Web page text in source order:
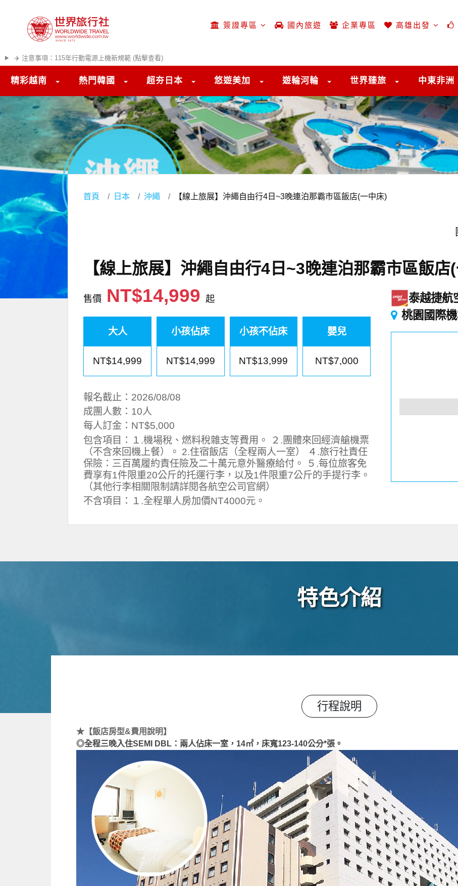
簽證專區 國內旅遊 企業專區 高雄出發
✈️ 注意事項：115年行動電源上機新規範 (點擊查看)
精彩越南 熱門韓國 超夯日本 悠遊美加 遊輪河輪 世界臻旅 中東非洲
首頁 日本 沖繩 【線上旅展】沖繩自由行4日~3晚連泊那霸市區飯店(一中床)
【線上旅展】沖繩自由行4日~3晚連泊那霸市區飯店
售價 NT$14,999起
大人
NT$14,999
小孩佔床
NT$14,999
小孩不佔床
NT$13,999
嬰兒
NT$7,000
報名截止：2026/08/08
成團人數：10人
每人訂金：NT$5,000
包含項目：１.機場稅、燃料稅雜支等費用。 ２.團體來回經濟艙機票
（不含來回機上餐）。 2.住宿飯店（全程兩人一室） ４.旅行社責任
保險：三百萬履約責任險及二十萬元意外醫療給付。 ５.每位旅客免
費享有1件限重20公斤的托運行李，以及1件限重7公斤的手提行李。
（其他行李相關限制請詳閱各航空公司官網）
不含項目：１.全程單人房加價NT4000元。
泰越捷航
桃園國際
特色介紹
行程說明
★【飯店房型&費用說明】
◎全程三晚入住SEMI DBL：兩人佔床一室，14㎡，床寬123-140公分*張。